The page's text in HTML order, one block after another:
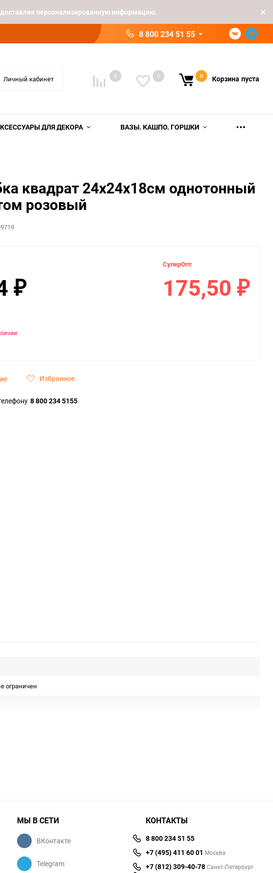
персонализированную информацию.
8 800 234 51 55
Личный кабинет 0 0 0 Корзина пуста
ДЛЯ ДЕКОРА ВАЗЫ. КАШПО. ГОРШКИ
квадрат 24х24х18см однотонный
розовый
₽
СуперОпт
175,50 ₽
Избранное
8 800 234 5155
ограничен
МЫ В СЕТИ
ВКонтакте
Telegram
КОНТАКТЫ
8 800 234 51 55
+7 (495) 411 60 01 Москва
+7 (812) 309-40-78Санкт-Петербург